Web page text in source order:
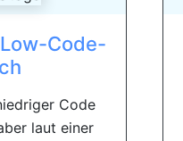
Code-
Code
laut einer